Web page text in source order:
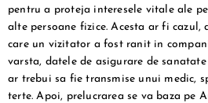
pentru a proteja interesele vitale ale
alte persoane fizice. Acesta ar fi cazul,
care un vizitator a fost ranit in
varsta, datele de asigurare de
ar trebui sa fie transmise unui medic,
terte. Apoi, prelucrarea se va baza pe